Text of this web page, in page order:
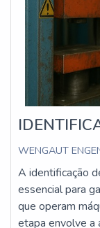
WENGAUT
A identificação
essencial para
que operam
etapa envolve a